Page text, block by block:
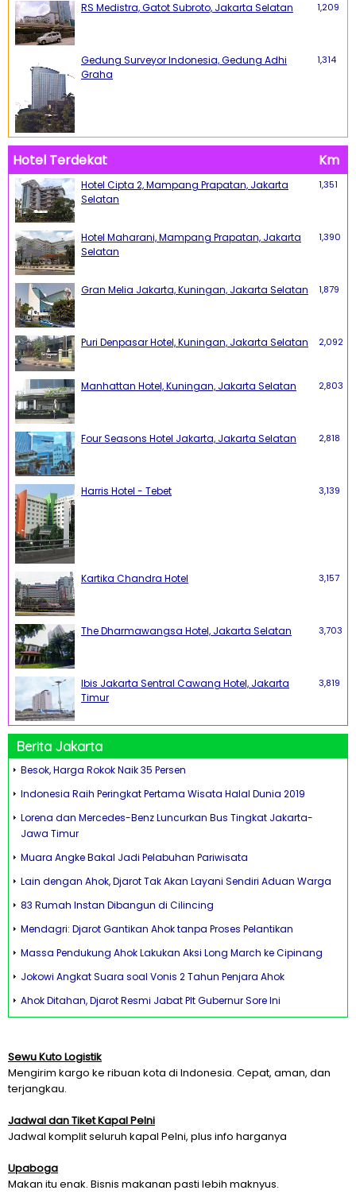
RS Medistra, Gatot Subroto, Jakarta Selatan 1,209
Gedung Surveyor Indonesia, Gedung Adhi
Graha
1,314
Hotel Terdekat Km
Hotel Cipta 2, Mampang Prapatan, Jakarta
Selatan
1,351
Hotel Maharani, Mampang Prapatan, Jakarta
Selatan
1,390
Gran Melia Jakarta, Kuningan, Jakarta Selatan 1,879
Puri Denpasar Hotel, Kuningan, Jakarta Selatan 2,092
Manhattan Hotel, Kuningan, Jakarta Selatan 2,803
Four Seasons Hotel Jakarta, Jakarta Selatan 2,818
Harris Hotel - Tebet 3,139
Kartika Chandra Hotel 3,157
The Dharmawangsa Hotel, Jakarta Selatan 3,703
Ibis Jakarta Sentral Cawang Hotel, Jakarta
Timur
3,819
Berita Jakarta
Besok, Harga Rokok Naik 35 Persen
Indonesia Raih Peringkat Pertama Wisata Halal Dunia 2019
Lorena dan Mercedes-Benz Luncurkan Bus Tingkat Jakarta-
Jawa Timur
Muara Angke Bakal Jadi Pelabuhan Pariwisata
Lain dengan Ahok, Djarot Tak Akan Layani Sendiri Aduan Warga
83 Rumah Instan Dibangun di Cilincing
Mendagri: Djarot Gantikan Ahok tanpa Proses Pelantikan
Massa Pendukung Ahok Lakukan Aksi Long March ke Cipinang
Jokowi Angkat Suara soal Vonis 2 Tahun Penjara Ahok
Ahok Ditahan, Djarot Resmi Jabat Plt Gubernur Sore Ini
Sewu Kuto Logistik
Mengirim kargo ke ribuan kota di Indonesia. Cepat, aman, dan
terjangkau.
Jadwal dan Tiket Kapal Pelni
Jadwal komplit seluruh kapal Pelni, plus info harganya
Upaboga
Makan itu enak. Bisnis makanan pasti lebih maknyus.